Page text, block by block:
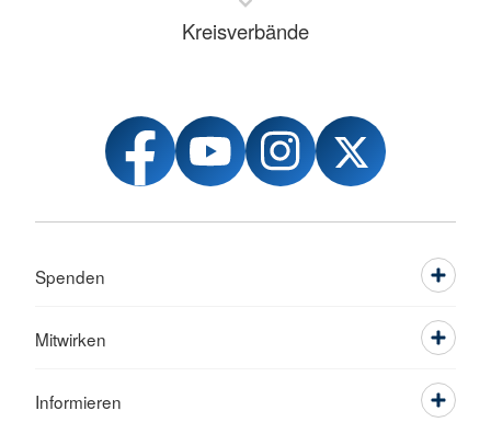
Kreisverbände
Spenden
Mitwirken
Informieren